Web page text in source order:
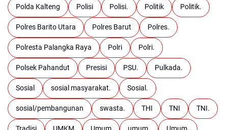
Polda Kalteng Polisi Polisi. Politik Politik.
Polres Barito Utara Polres Barut Polres.
Polresta Palangka Raya Polri Polri.
Polsek Pahandut Presisi PSU. Pulkada.
Sosial sosial masyarakat. Sosial.
sosial/pembangunan swasta. THI TNI TNI.